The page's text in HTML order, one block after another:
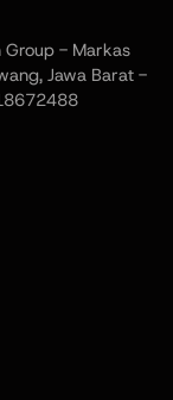
Group - Markas
Jawa Barat -